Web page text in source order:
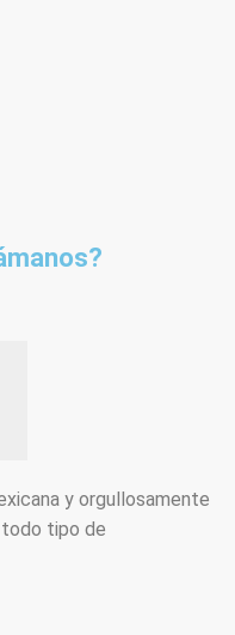
y orgullosamente
todo tipo de